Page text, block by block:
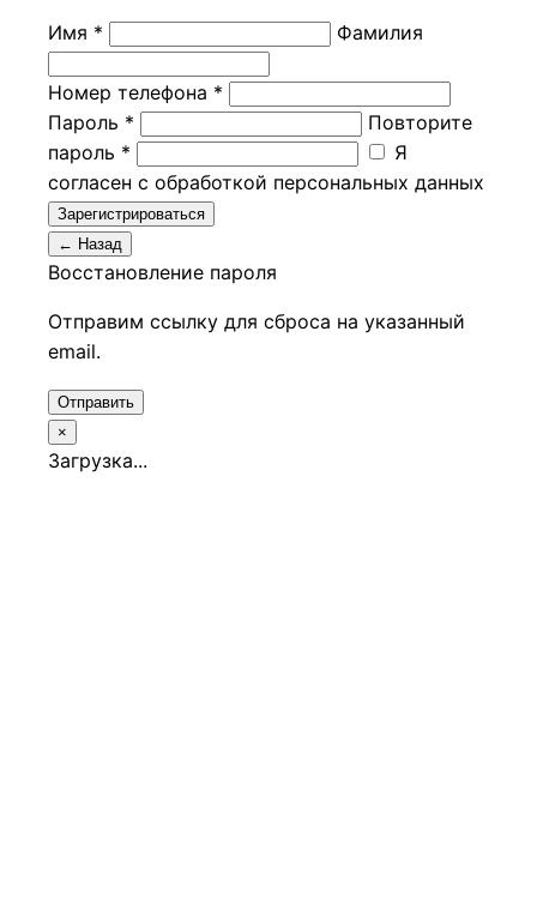
Имя * Фамилия
Номер телефона *
Пароль *
Повторите
пароль *
Я
согласен с обработкой персональных данных
Зарегистрироваться
← Назад
Восстановление пароля
Отправим ссылку для сброса на указанный
email.
Отправить
×
Загрузка...